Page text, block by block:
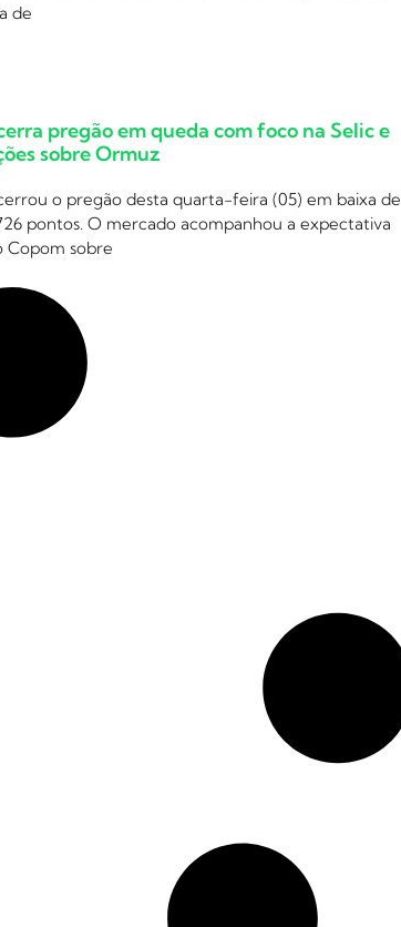
de
pregão em queda com foco na Selic e
sobre Ormuz
o pregão desta quarta-feira (05) em baixa de
pontos. O mercado acompanhou a expectativa
Copom sobre